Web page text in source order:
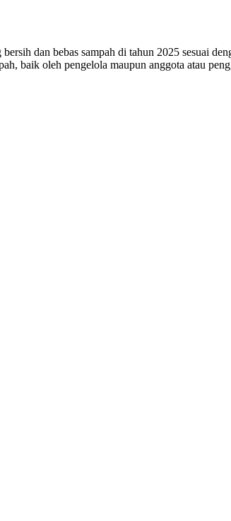
dan bebas sampah di tahun 2025 sesuai
baik oleh pengelola maupun anggota atau